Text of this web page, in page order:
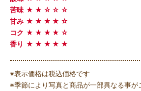
苦味 ★★☆☆☆
甘み ★★★★☆
コク ★★★★☆
香り ★★★★★
※表示価格は税込価格です
※季節により写真と商品が一部異なる事が